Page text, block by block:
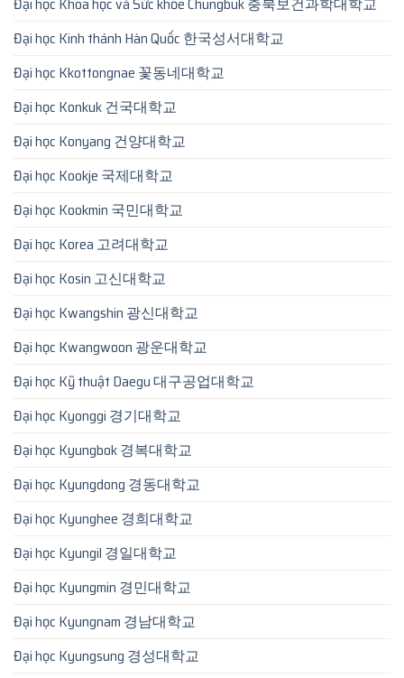
Đại học Kinh thánh Hàn Quốc 한국성서대학교
Đại học Kkottongnae 꽃동네대학교
Đại học Konkuk 건국대학교
Đại học Konyang 건양대학교
Đại học Kookje 국제대학교
Đại học Kookmin 국민대학교
Đại học Korea 고려대학교
Đại học Kosin 고신대학교
Đại học Kwangshin 광신대학교
Đại học Kwangwoon 광운대학교
Đại học Kỹ thuật Daegu 대구공업대학교
Đại học Kyonggi 경기대학교
Đại học Kyungbok 경복대학교
Đại học Kyungdong 경동대학교
Đại học Kyunghee 경희대학교
Đại học Kyungil 경일대학교
Đại học Kyungmin 경민대학교
Đại học Kyungnam 경남대학교
Đại học Kyungsung 경성대학교